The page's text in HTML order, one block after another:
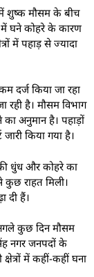
में शुष्क मौसम के बीच
में घने कोहरे के कारण
में पहाड़ से ज्यादा
दर्ज किया जा रहा
रही है। मौसम विभाग
अनुमान है। पहाड़ों
किया गया है।
धुंध और कोहरे का
कुछ राहत मिली।
दी हैं।
कुछ दिन मौसम
नगर जनपदों के
में कहीं-कहीं घना